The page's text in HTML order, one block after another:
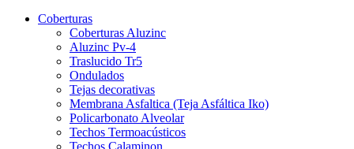
Coberturas
Coberturas Aluzinc
Aluzinc Pv-4
Traslucido Tr5
Ondulados
Tejas decorativas
Membrana Asfaltica (Teja Asfáltica Iko)
Policarbonato Alveolar
Techos Termoacústicos